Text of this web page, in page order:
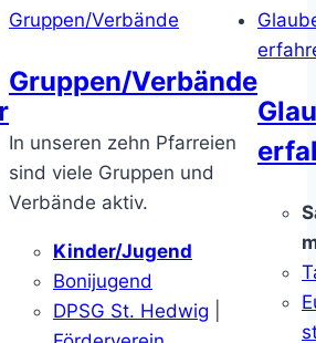
Gruppen/Verbände
Gruppen/Verbände
In unseren zehn Pfarreien
sind viele Gruppen und
Verbände aktiv.
Kinder/Jugend
Bonijugend
DPSG St. Hedwig